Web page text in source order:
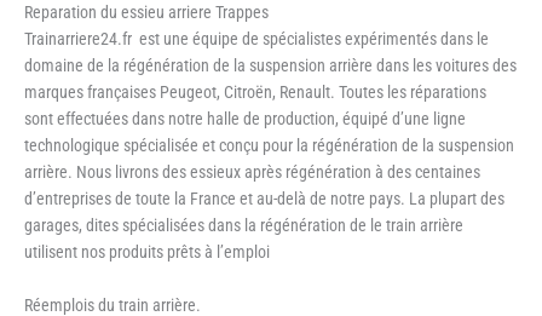
Reparation du essieu arriere Trappes
Trainarriere24.fr est une équipe de spécialistes expérimentés dans le
domaine de la régénération de la suspension arrière dans les voitures des
marques françaises Peugeot, Citroën, Renault. Toutes les réparations
sont effectuées dans notre halle de production, équipé d’une ligne
technologique spécialisée et conçu pour la régénération de la suspension
arrière. Nous livrons des essieux après régénération à des centaines
d’entreprises de toute la France et au-delà de notre pays. La plupart des
garages, dites spécialisées dans la régénération de le train arrière
utilisent nos produits prêts à l’emploi
Réemplois du train arrière.